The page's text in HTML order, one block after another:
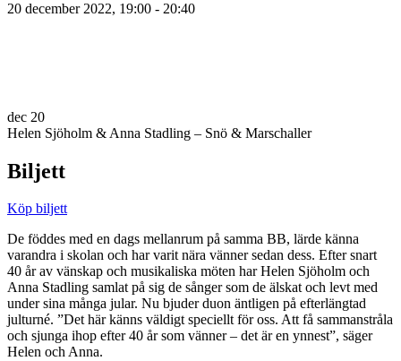
20 december 2022, 19:00 - 20:40
dec 20
Helen Sjöholm & Anna Stadling – Snö & Marschaller
Biljett
Köp biljett
De föddes med en dags mellanrum på samma BB, lärde känna
varandra i skolan och har varit nära vänner sedan dess. Efter snart
40 år av vänskap och musikaliska möten har Helen Sjöholm och
Anna Stadling samlat på sig de sånger som de älskat och levt med
under sina många jular. Nu bjuder duon äntligen på efterlängtad
julturné. ”Det här känns väldigt speciellt för oss. Att få sammanstråla
och sjunga ihop efter 40 år som vänner – det är en ynnest”, säger
Helen och Anna.